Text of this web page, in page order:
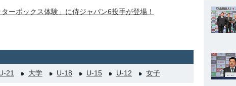
ーボックス体験」に侍ジャパン6投手が登場！
21 大学 U-18 U-15 U-12 女子